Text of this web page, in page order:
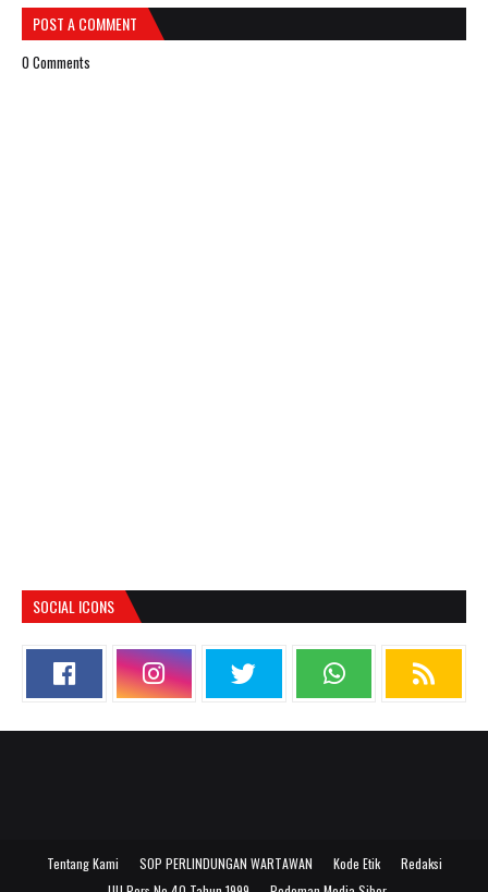
POST A COMMENT
0 Comments
SOCIAL ICONS
Tentang Kami SOP PERLINDUNGAN WARTAWAN Kode Etik
Redaksi